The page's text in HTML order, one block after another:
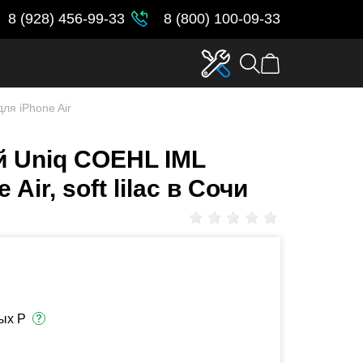
8 (928) 456-99-33 8 (800) 100-09-33
iPhone Air
COEHL IML
Air, soft lilac в Сочи
Р